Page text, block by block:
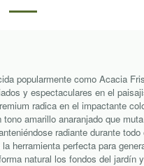
popularmente como Acacia
y espectaculares en el
radica en el impactante
amarillo anaranjado que
radiante durante
herramienta perfecta para
natural los fondos del jardín